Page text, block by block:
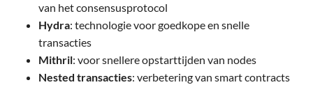
van het consensusprotocol
Hydra: technologie voor goedkope en snelle
transacties
Mithril: voor snellere opstarttijden van nodes
Nested transacties: verbetering van smart contracts